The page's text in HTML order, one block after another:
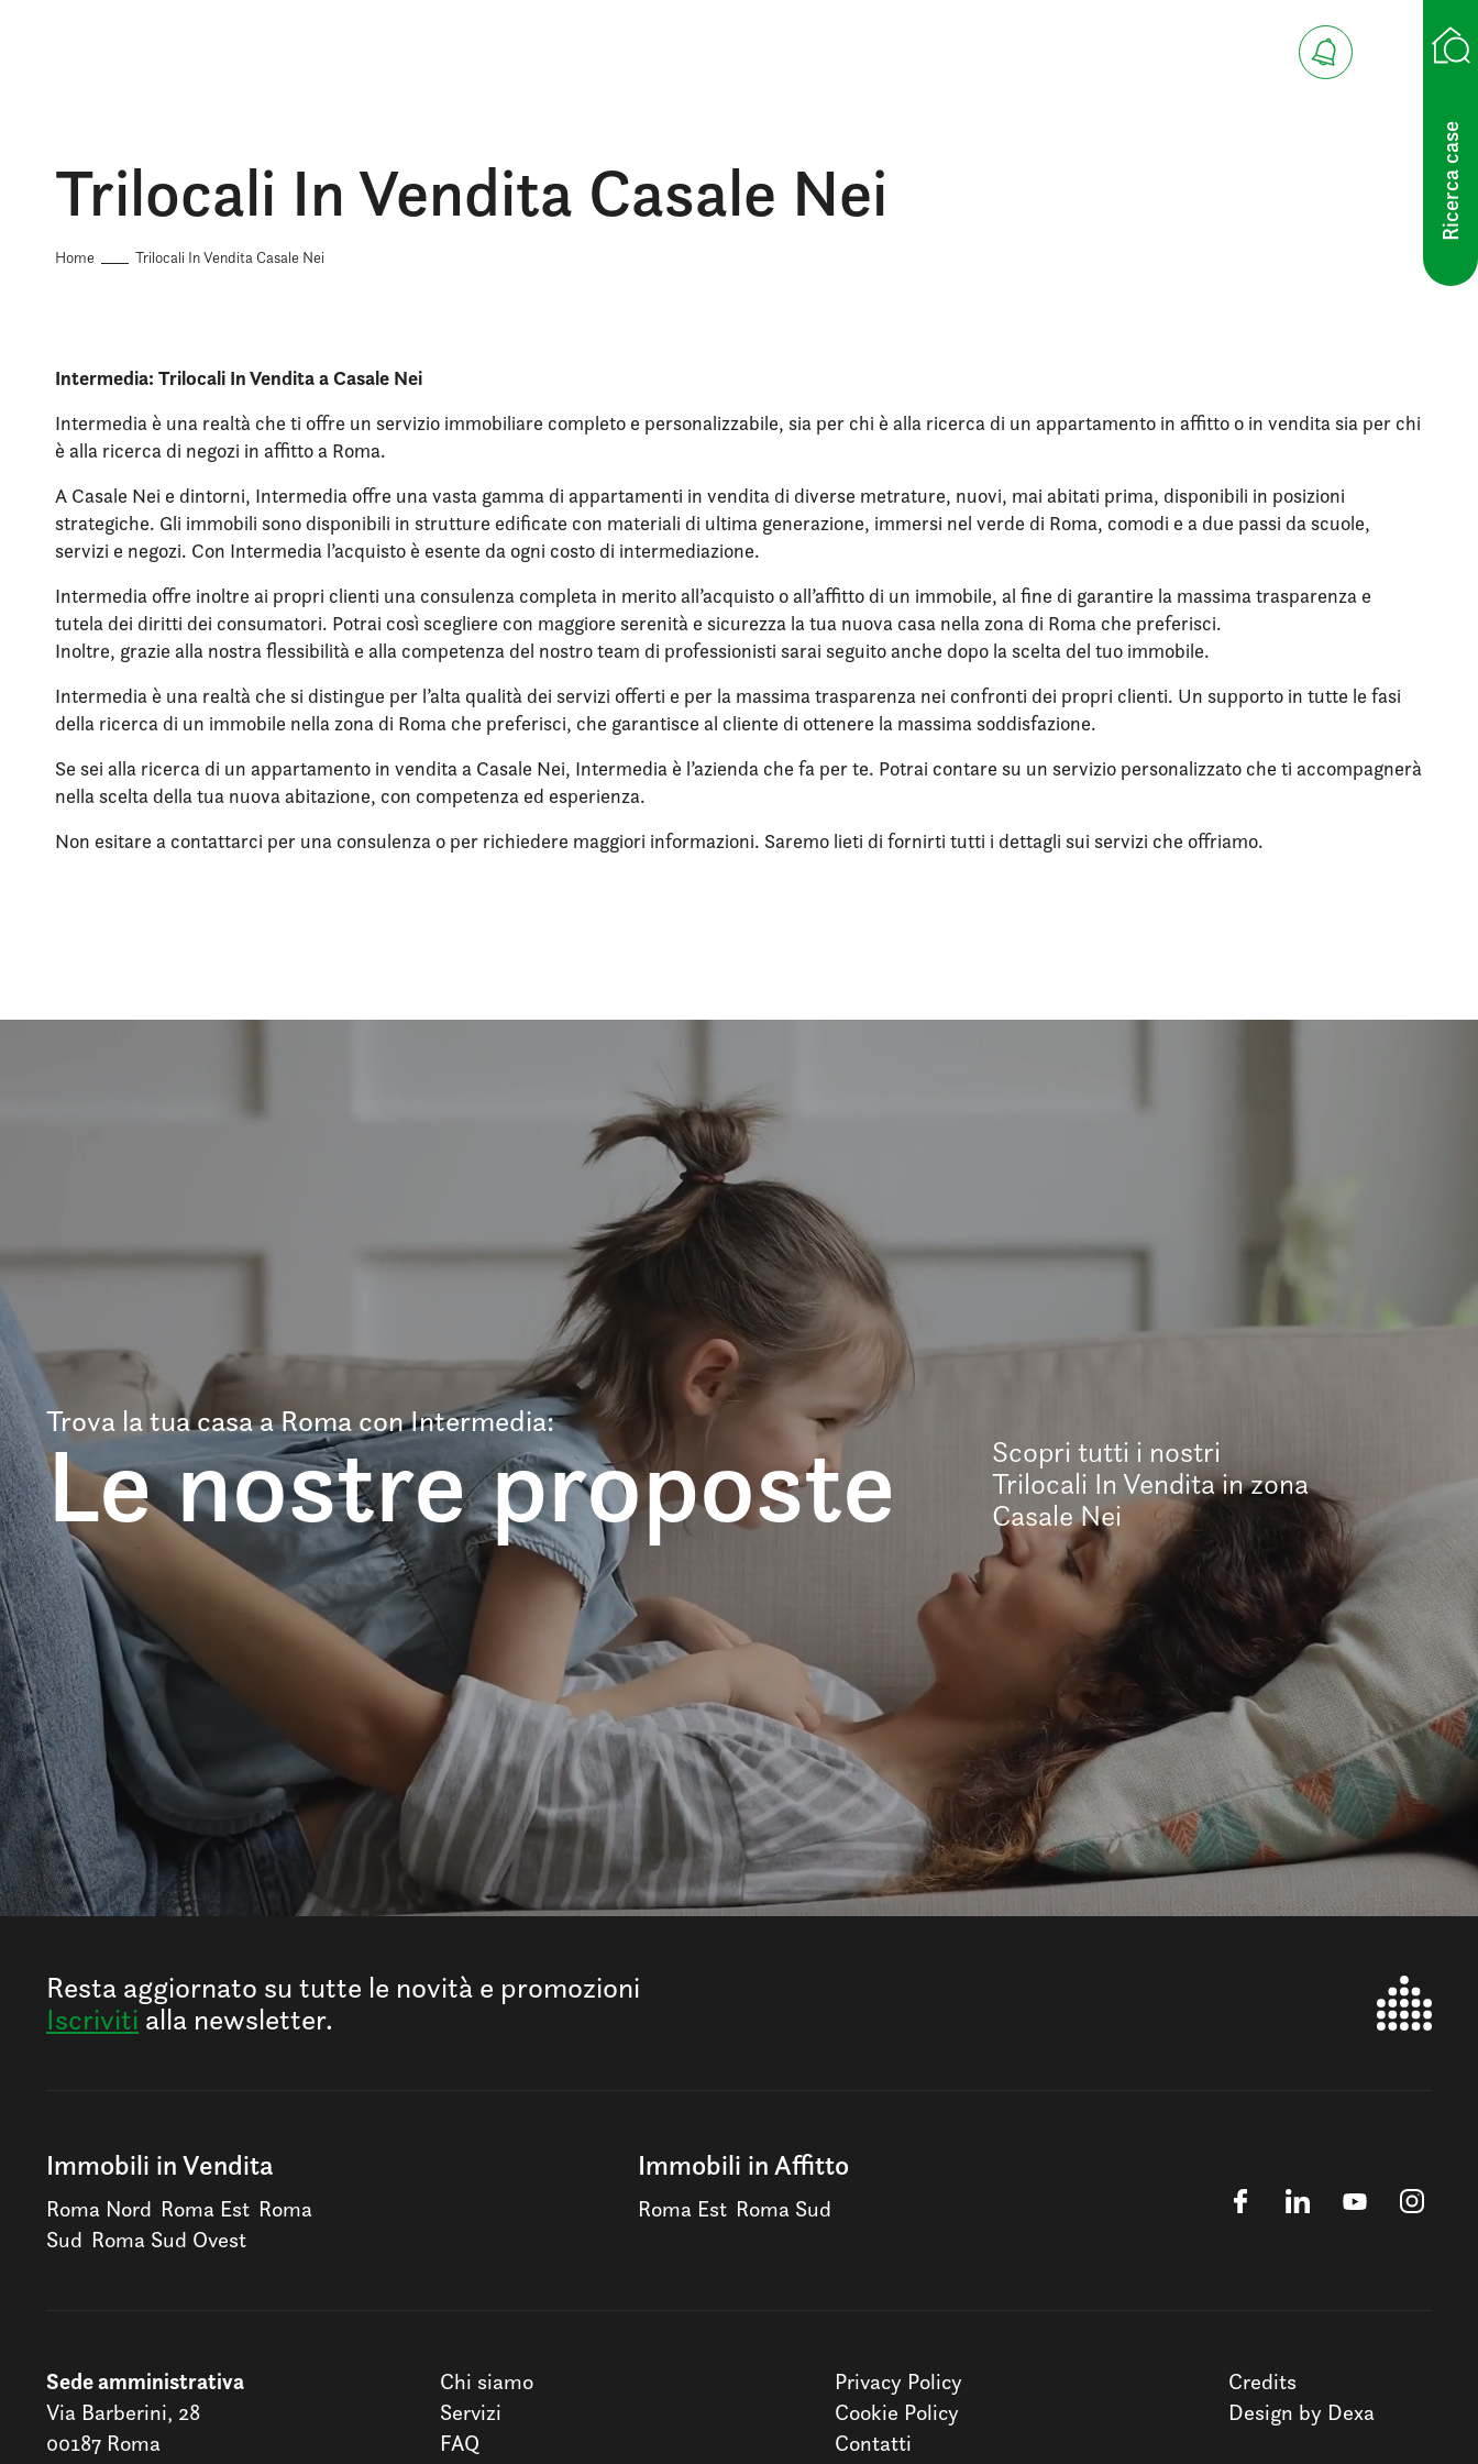
Ricerca case
Trilocali In Vendita Casale Nei
Home Trilocali In Vendita Casale Nei
Intermedia: Trilocali In Vendita a Casale Nei
Intermedia è una realtà che ti offre un servizio immobiliare completo e personalizzabile, sia per chi è alla ricerca di un appartamento in affitto o in vendita sia per chi
è alla ricerca di negozi in affitto a Roma.
A Casale Nei e dintorni, Intermedia offre una vasta gamma di appartamenti in vendita di diverse metrature, nuovi, mai abitati prima, disponibili in posizioni
strategiche. Gli immobili sono disponibili in strutture edificate con materiali di ultima generazione, immersi nel verde di Roma, comodi e a due passi da scuole,
servizi e negozi. Con Intermedia l’acquisto è esente da ogni costo di intermediazione.
Intermedia offre inoltre ai propri clienti una consulenza completa in merito all’acquisto o all’affitto di un immobile, al fine di garantire la massima trasparenza e
tutela dei diritti dei consumatori. Potrai così scegliere con maggiore serenità e sicurezza la tua nuova casa nella zona di Roma che preferisci.
Inoltre, grazie alla nostra flessibilità e alla competenza del nostro team di professionisti sarai seguito anche dopo la scelta del tuo immobile.
Intermedia è una realtà che si distingue per l’alta qualità dei servizi offerti e per la massima trasparenza nei confronti dei propri clienti. Un supporto in tutte le fasi
della ricerca di un immobile nella zona di Roma che preferisci, che garantisce al cliente di ottenere la massima soddisfazione.
Se sei alla ricerca di un appartamento in vendita a Casale Nei, Intermedia è l’azienda che fa per te. Potrai contare su un servizio personalizzato che ti accompagnerà
nella scelta della tua nuova abitazione, con competenza ed esperienza.
Non esitare a contattarci per una consulenza o per richiedere maggiori informazioni. Saremo lieti di fornirti tutti i dettagli sui servizi che offriamo.
Trova la tua casa a Roma con Intermedia:
Le nostre proposte
Scopri tutti i nostri
Trilocali In Vendita in zona
Casale Nei
Resta aggiornato su tutte le novità e promozioni
Iscriviti alla newsletter.
Immobili in Vendita
Roma Nord Roma Est Roma
Sud Roma Sud Ovest
Immobili in Affitto
Roma Est Roma Sud
Sede amministrativa
Via Barberini, 28
00187 Roma
Chi siamo
Servizi
FAQ
Privacy Policy
Cookie Policy
Contatti
Credits
Design by Dexa